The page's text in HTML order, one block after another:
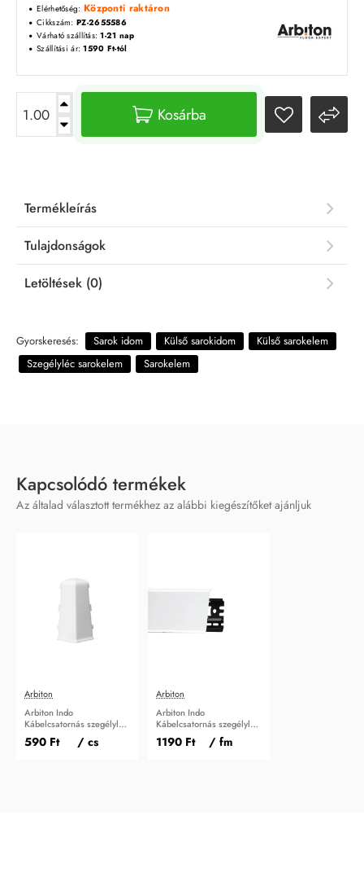
Elérhetőség: Központi raktáron
Cikkszám: PZ-2655586
Várható szállítás: 1-21 nap
Szállítási ár: 1590 Ft-tól
Kosárba
Termékleírás
Tulajdonságok
Letöltések (0)
Gyorskeresés: Sarok idom Külső sarokidom
Külső sarokelem
Szegélyléc sarokelem
Sarokelem
Kapcsolódó termékek
Az általad választott termékhez az alábbi kiegészítőket ajánljuk
Arbiton
Arbiton Indo
Kábelcsatornás szegélyléc
Külső sarokidom White
Gloss
590 Ft / cs
Arbiton
Arbiton Indo
Kábelcsatornás szegélyléc
White Gloss
1190 Ft / fm